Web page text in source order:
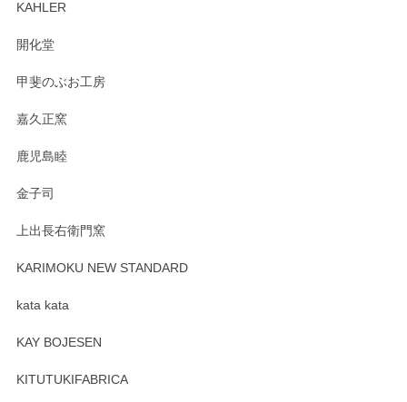
KAHLER
開化堂
甲斐のぶお工房
嘉久正窯
鹿児島睦
金子司
上出長右衛門窯
KARIMOKU NEW STANDARD
kata kata
KAY BOJESEN
KITUTUKIFABRICA